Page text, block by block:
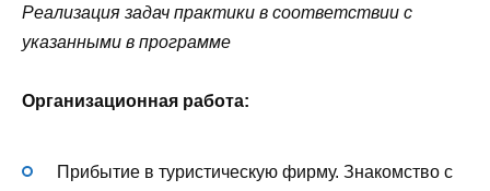
Реализация задач практики в соответствии с
указанными в программе
Организационная работа:
Прибытие в туристическую фирму. Знакомство с